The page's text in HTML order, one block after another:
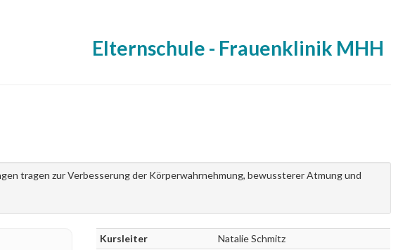
Elternschule - Frauenklinik MHH
tragen zur Verbesserung der Körperwahrnehmung, bewussterer Atmung und
Kursleiter
Natalie Schmitz